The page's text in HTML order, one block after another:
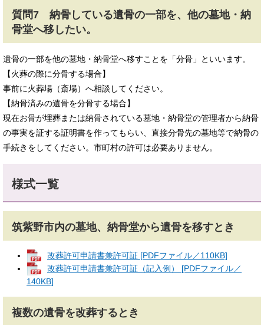
質問7 納骨している遺骨の一部を、他の墓地・納
骨堂へ移したい。
遺骨の一部を他の墓地・納骨堂へ移すことを「分骨」といいます。
【火葬の際に分骨する場合】
事前に火葬場（斎場）へ相談してください。
【納骨済みの遺骨を分骨する場合】
現在お骨が埋葬または納骨されている墓地・納骨堂の管理者から納骨
の事実を証する証明書を作ってもらい、直接分骨先の墓地等で納骨の
手続きをしてください。市町村の許可は必要ありません。
様式一覧
筑紫野市内の墓地、納骨堂から遺骨を移すとき
改葬許可申請書兼許可証 [PDFファイル／110KB]
改葬許可申請書兼許可証（記入例） [PDFファイル／
140KB]
複数の遺骨を改葬するとき